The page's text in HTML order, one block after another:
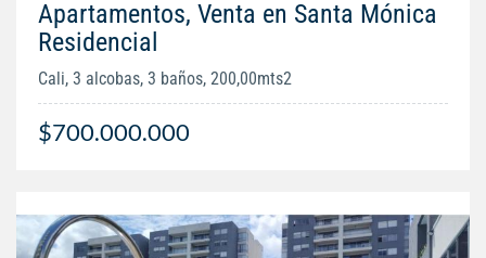
Apartamentos, Venta en Santa Mónica
Residencial
Cali, 3 alcobas, 3 baños, 200,00mts2
$700.000.000